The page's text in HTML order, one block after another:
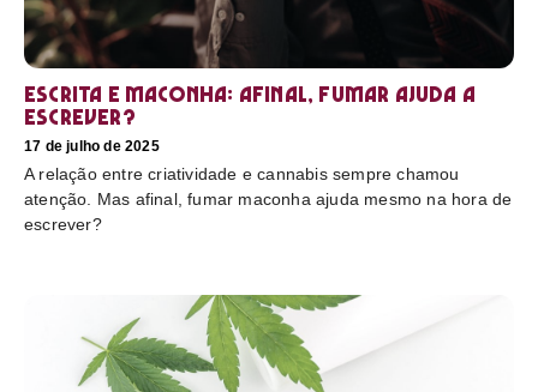
Escrita e maconha: afinal, fumar ajuda a
escrever?
17 de julho de 2025
A relação entre criatividade e cannabis sempre chamou
atenção. Mas afinal, fumar maconha ajuda mesmo na hora de
escrever?